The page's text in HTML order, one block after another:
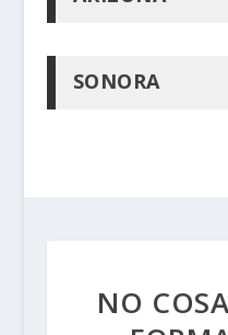
SONORA
NO